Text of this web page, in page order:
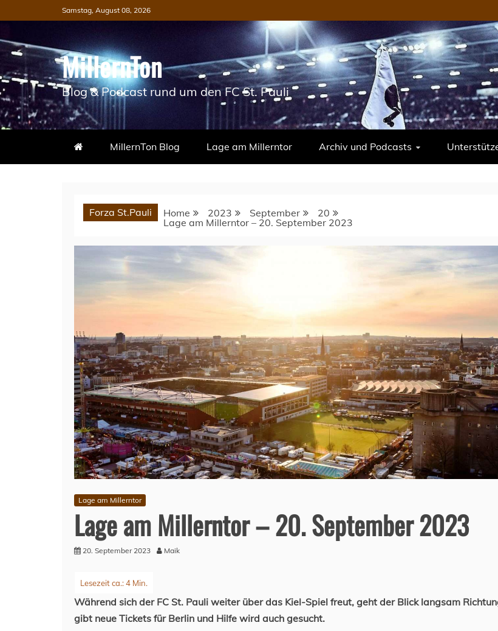
to
content
Samstag, August 08, 2026
MillernTon
Blog & Podcast rund um den FC St. Pauli
MillernTon Blog Lage am Millerntor Archiv und Podcasts
Forza St.Pauli Home 2023 September
20
Lage am Millerntor – 20. September 2023
Lage am Millerntor
Lage am Millerntor – 20. September 2023
20. September 2023 Maik
Während sich der FC St. Pauli weiter über das Kiel-Spiel freut, geht der Blick langsam
gibt neue Tickets für Berlin und Hilfe wird auch gesucht.